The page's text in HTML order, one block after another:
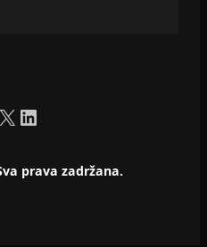
X LinkedIn
prava zadržana.